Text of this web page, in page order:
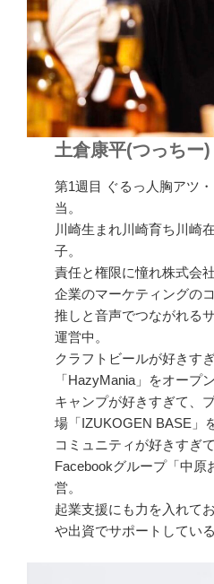
土倉康平(つっちー)
第1週目 ぐるっ人胸アツ
当。
川崎生まれ川崎育ち川崎
子。
責任と権限に憧れ株式会社
企業のマーケティングの
推しと音声でつながれる
運営中。
クラフトビールが好きす
「HazyMania」をオープン
キャンプが好きすぎて、
場「IZUKOGEN BASE」
コミュニティが好きすぎ
Facebookグループ「中原
営。
起業支援にも力を入れて
や出資でサポートしている